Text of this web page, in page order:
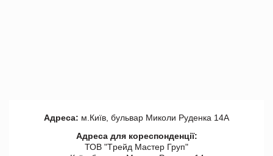
Адреса: м.Київ, бульвар Миколи Руденка 14А
Адреса для кореспонденції:
ТОВ "Tрейд Мастер Груп"